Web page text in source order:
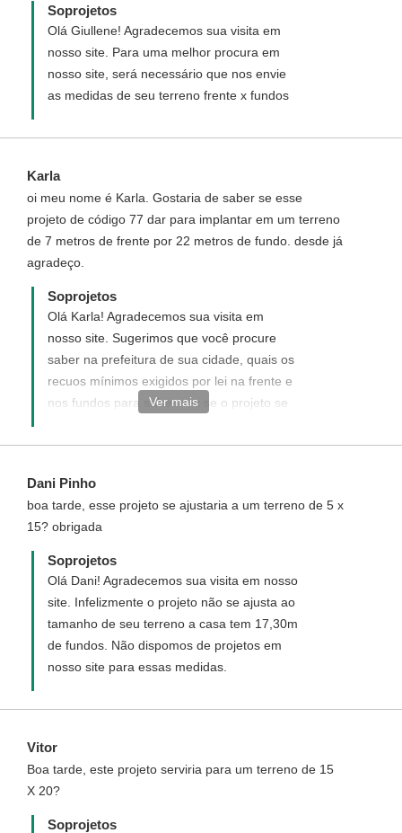
casas/Casa-Geminada-com-tres-quartos-
Cod-95
Soprojetos
Olá Giullene! Agradecemos sua visita em
nosso site. Para uma melhor procura em
nosso site, será necessário que nos envie
as medidas de seu terreno frente x fundos
Karla
oi meu nome é Karla. Gostaria de saber se esse
projeto de código 77 dar para implantar em um terreno
de 7 metros de frente por 22 metros de fundo. desde já
agradeço.
Soprojetos
Olá Karla! Agradecemos sua visita em
nosso site. Sugerimos que você procure
saber na prefeitura de sua cidade, quais os
recuos mínimos exigidos por lei na frente e
nos fundos para sabermos se o projeto se
Ver mais
Dani Pinho
boa tarde, esse projeto se ajustaria a um terreno de 5 x
15? obrigada
Soprojetos
Olá Dani! Agradecemos sua visita em nosso
site. Infelizmente o projeto não se ajusta ao
tamanho de seu terreno a casa tem 17,30m
de fundos. Não dispomos de projetos em
nosso site para essas medidas.
Vitor
Boa tarde, este projeto serviria para um terreno de 15
X 20?
Soprojetos